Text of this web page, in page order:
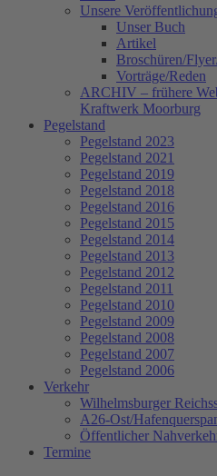
Unsere
Unser Buch
Artikel
Broschüren/
Vorträge/Reden
ARCHIV – frühere
Kraftwerk Moorburg
Pegelstand
Pegelstand 2023
Pegelstand 2021
Pegelstand 2019
Pegelstand 2018
Pegelstand 2016
Pegelstand 2015
Pegelstand 2014
Pegelstand 2013
Pegelstand 2012
Pegelstand 2011
Pegelstand 2010
Pegelstand 2009
Pegelstand 2008
Pegelstand 2007
Pegelstand 2006
Verkehr
Wilhelmsburger
A26-Ost/
Öffentlicher
Termine